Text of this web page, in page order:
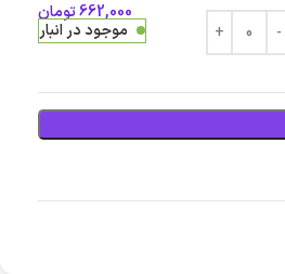
662,000تومان
موجود در انبار